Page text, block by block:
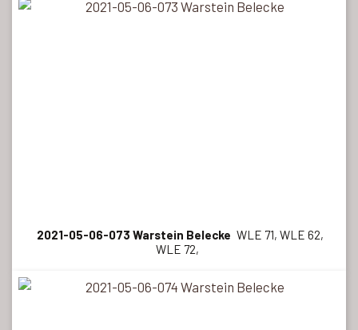
2021-05-06-073 Warstein Belecke WLE 71, WLE 62,
WLE 72,